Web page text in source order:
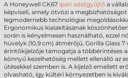
A Honeywell CK67 ipari adatgyűjtő a
képviseli, amely ötvözi a
legmodernebb technológiai
Ergonomikus kialakításának
során is kényelmesen használható, ezzel
hüvelyk (10,9 cm) átmérőjű, Gorilla Glass
érintőkijelzője támogatja a többérintéses
könnyű kezelhetőség mellett ellenálló az
ütésekkel szemben is. A kijelző emellett
olvasható, így kültéri környezetben is